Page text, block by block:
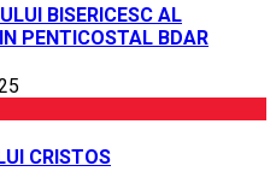
BISERICESC AL
PENTICOSTAL BDAR
CRISTOS